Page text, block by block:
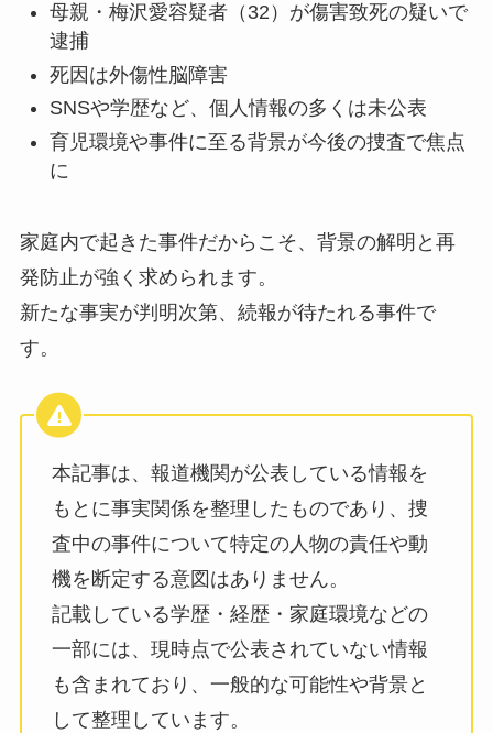
母親・梅沢愛容疑者（32）が傷害致死の疑いで
逮捕
死因は外傷性脳障害
SNSや学歴など、個人情報の多くは未公表
育児環境や事件に至る背景が今後の捜査で焦点
に
家庭内で起きた事件だからこそ、背景の解明と再
発防止が強く求められます。
新たな事実が判明次第、続報が待たれる事件で
す。
本記事は、報道機関が公表している情報を
もとに事実関係を整理したものであり、捜
査中の事件について特定の人物の責任や動
機を断定する意図はありません。
記載している学歴・経歴・家庭環境などの
一部には、現時点で公表されていない情報
も含まれており、一般的な可能性や背景と
して整理しています。